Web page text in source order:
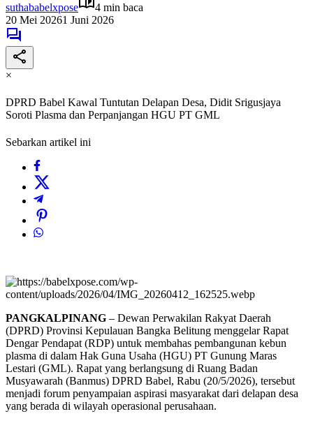
suthababelxpose
4 min baca
20 Mei 20261 Juni 2026
×
DPRD Babel Kawal Tuntutan Delapan Desa, Didit Srigusjaya
Soroti Plasma dan Perpanjangan HGU PT GML
Sebarkan artikel ini
PANGKALPINANG – Dewan Perwakilan Rakyat Daerah
(DPRD) Provinsi Kepulauan Bangka Belitung menggelar Rapat
Dengar Pendapat (RDP) untuk membahas pembangunan kebun
plasma di dalam Hak Guna Usaha (HGU) PT Gunung Maras
Lestari (GML). Rapat yang berlangsung di Ruang Badan
Musyawarah (Banmus) DPRD Babel, Rabu (20/5/2026), tersebut
menjadi forum penyampaian aspirasi masyarakat dari delapan desa
yang berada di wilayah operasional perusahaan.